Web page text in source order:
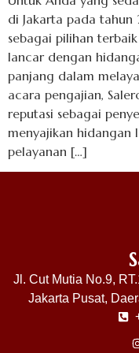
di Jakarta pada
sebagai pilihan
lancar dengan
panjang dalam
acara pengajian,
reputasi sebagai
menyajikan hidangan
pelayanan […]
Jl. Cut Mutia No.9,
Jakarta Pusat,